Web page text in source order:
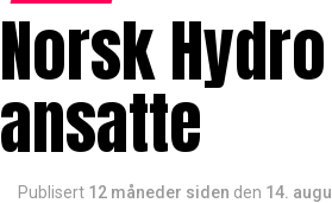
Norsk
ansatte
Publisert 12 måneder siden den 14.